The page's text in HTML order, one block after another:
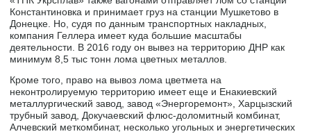
Константиновка и принимает груз на станции Мушкетово в
Донецке. Но, судя по данным транспортных накладных,
компания Геллера имеет куда большие масштабы
деятельности. В 2016 году он вывез на территорию ДНР как
минимум 8,5 тыс тонн лома цветных металлов.
Кроме того, право на вывоз лома цветмета на
неконтролируемую территорию имеет еще и Енакиевский
металлургический завод, завод «Энергоремонт», Харцызский
трубный завод, Докучаевский флюс-доломитный комбинат,
Алчевский меткомбинат, несколько угольных и энергетических